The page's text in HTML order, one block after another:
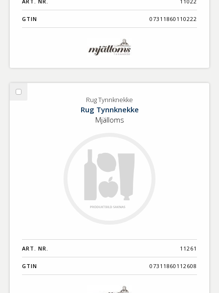
GTIN 07311860110222
Välj
Rug Tynnknekke
Rug Tynnknekke
Mjälloms
ART. NR. 11261
GTIN 07311860112608